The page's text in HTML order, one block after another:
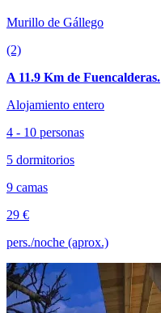
Murillo de Gállego
(2)
A 11.9 Km de Fuencalderas.
Alojamiento entero
4 - 10 personas
5 dormitorios
9 camas
29 €
pers./noche (aprox.)